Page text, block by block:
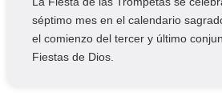
séptimo mes en el calendario
el comienzo del tercer y último
Fiestas de Dios.